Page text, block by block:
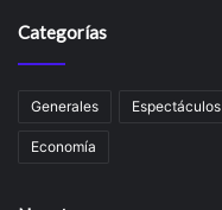
Categorías
Generales Espectáculos
Economía